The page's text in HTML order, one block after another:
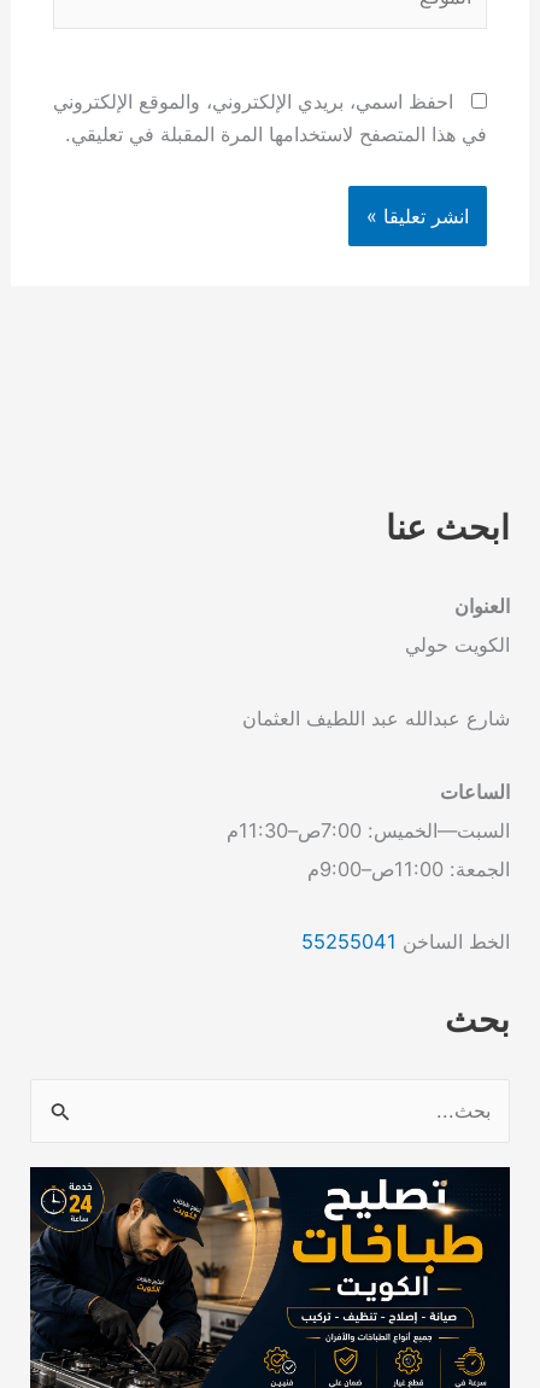
احفظ اسمي، بريدي الإلكتروني، والموقع الإلكتروني
في هذا المتصفح لاستخدامها المرة المقبلة في تعليقي.
ابحث عنا
العنوان
الكويت حولي
شارع عبدالله عبد اللطيف العثمان
الساعات
السبت—الخميس: 7:00ص–11:30م
الجمعة: 11:00ص–9:00م
الخط الساخن 55255041
بحث